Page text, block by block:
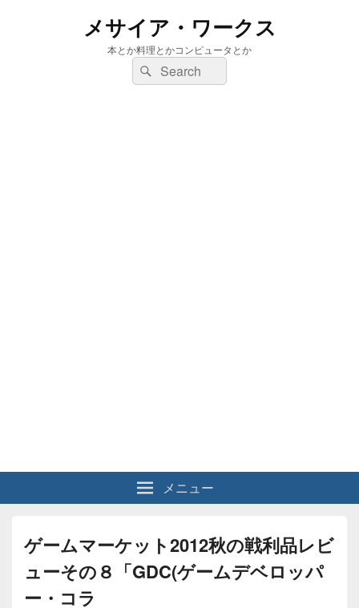
メサイア・ワークス
本とか料理とかコンピュータとか
検
索:
検
索
メニュー
ゲームマーケット2012秋の戦利品レビ
ューその８「GDC(ゲームデベロッパ
ー・コラ